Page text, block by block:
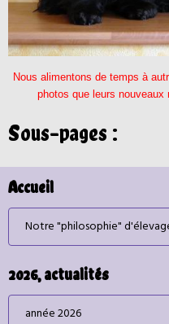
Nous alimentons de temps à
photos que leurs
Sous-pages :
Accueil
Notre "philosophie"
2026, actualités
année 2026